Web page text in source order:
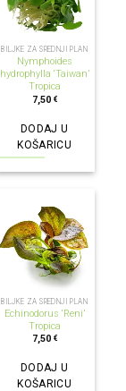
BILJKE ZA SREDNJI PLAN
Nymphoides
hydrophylla ‘Taiwan’
Tropica
7,50 €
DODAJ U
KOŠARICU
BILJKE ZA SREDNJI PLAN
Echinodorus ‘Reni’
Tropica
7,50 €
DODAJ U
KOŠARICU